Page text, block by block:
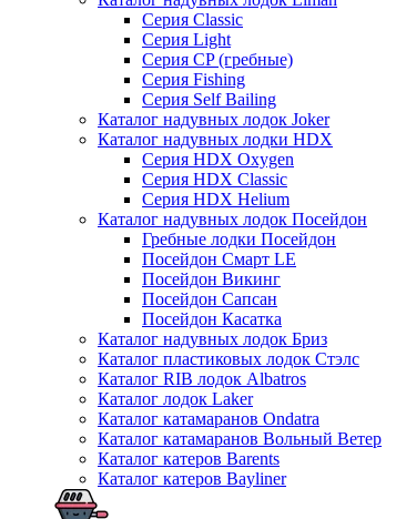
Серия Classic
Серия Light
Серия CP (гребные)
Серия Fishing
Серия Self Bailing
Каталог надувных лодок Joker
Каталог надувных лодки HDX
Серия HDX Oxygen
Серия HDX Classic
Серия HDX Helium
Каталог надувных лодок Посейдон
Гребные лодки Посейдон
Посейдон Смарт LE
Посейдон Викинг
Посейдон Сапсан
Посейдон Касатка
Каталог надувных лодок Бриз
Каталог пластиковых лодок Стэлс
Каталог RIB лодок Albatros
Каталог лодок Laker
Каталог катамаранов Ondatra
Каталог катамаранов Вольный Ветер
Каталог катеров Barents
Каталог катеров Bayliner